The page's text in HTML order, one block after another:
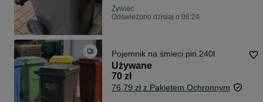
Żywiec
Odświeżono dzisiaj o 06:24
Pojemnik na śmieci pin.240l
Używane
70 zł
76,79 zł z Pakietem Ochronnym